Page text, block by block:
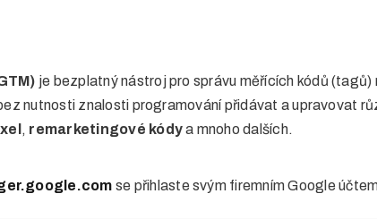
je bezplatný nástroj pro správu měřících kódů
nutnosti znalosti programování přidávat a upravovat
, remarketingové kódya mnoho dalších.
se přihlaste svým firemním Google